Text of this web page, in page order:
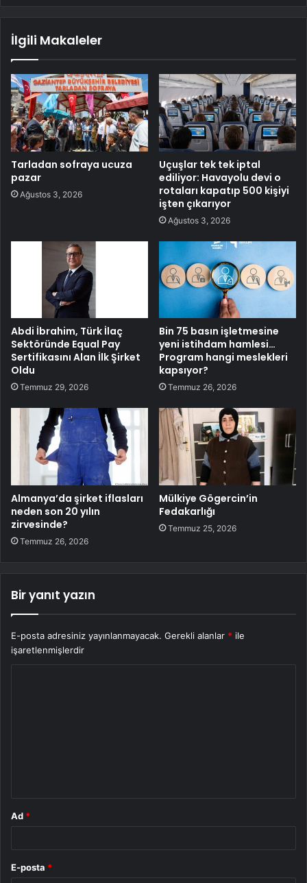
İlgili Makaleler
Tarladan sofraya ucuza
pazar
Ağustos 3, 2026
Uçuşlar tek tek iptal
ediliyor: Havayolu devi o
rotaları kapatıp 500 kişiyi
işten çıkarıyor
Ağustos 3, 2026
Abdi İbrahim, Türk İlaç
Sektöründe Equal Pay
Sertifikasını Alan İlk Şirket
Oldu
Temmuz 29, 2026
Bin 75 basın işletmesine
yeni istihdam hamlesi…
Program hangi meslekleri
kapsıyor?
Temmuz 26, 2026
Almanya’da şirket iflasları
neden son 20 yılın
zirvesinde?
Temmuz 26, 2026
Mülkiye Gögercin’in
Fedakarlığı
Temmuz 25, 2026
Bir yanıt yazın
E-posta adresiniz yayınlanmayacak. Gerekli alanlar * ile
işaretlenmişlerdir
Ad *
E-posta *